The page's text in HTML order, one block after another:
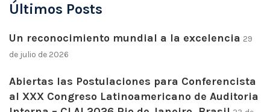
Últimos Posts
Un reconocimiento mundial a la excelencia 29
de julio de 2026
Abiertas las Postulaciones para Conferencista
al XXX Congreso Latinoamericano de Auditoria